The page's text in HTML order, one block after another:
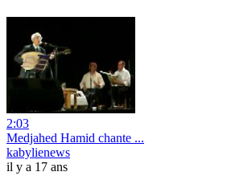
2:03
Medjahed Hamid chante ...
kabylienews
il y a 17 ans